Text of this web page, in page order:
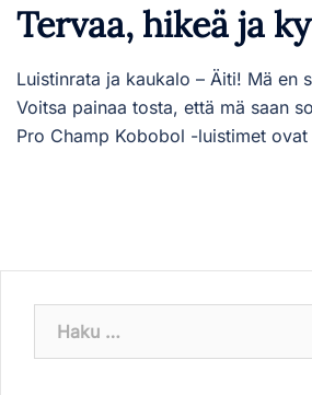
Tervaa, hikeä ja
Luistinrata ja kaukalo – Äiti! Mä en
Voitsa painaa tosta, että mä saan
Pro Champ Kobobol -luistimet